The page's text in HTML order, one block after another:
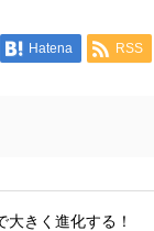
Hatena RSS
大きく進化する！